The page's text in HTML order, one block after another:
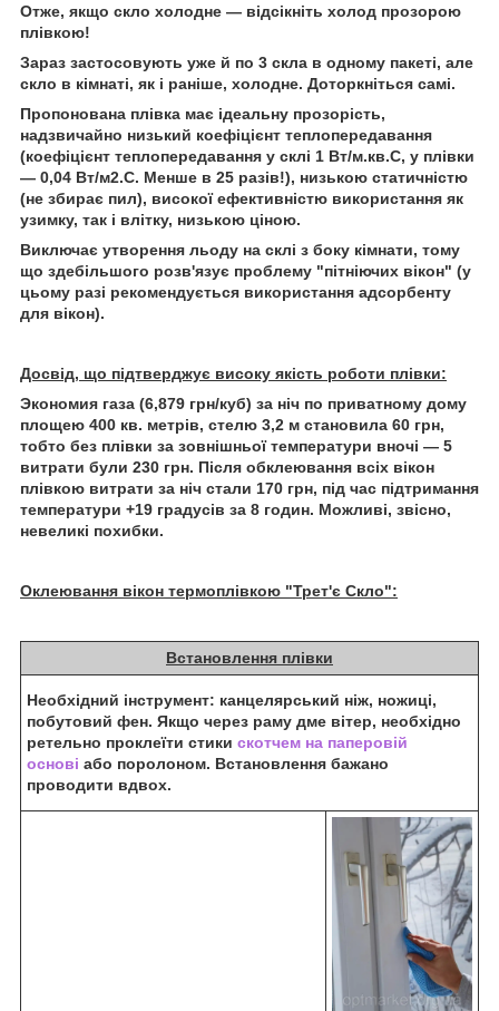
Отже, якщо скло холодне — відсікніть холод прозорою
плівкою!
Зараз застосовують уже й по 3 скла в одному пакеті, але
скло в кімнаті, як і раніше, холодне. Доторкніться самі.
Пропонована плівка має ідеальну прозорість,
надзвичайно низький коефіцієнт теплопередавання
(коефіцієнт теплопередавання у склі 1 Вт/м.кв.С, у плівки
— 0,04 Вт/м2.С. Менше в 25 разів!), низькою статичністю
(не збирає пил), високої ефективністю використання як
узимку, так і влітку, низькою ціною.
Виключає утворення льоду на склі з боку кімнати, тому
що здебільшого розв'язує проблему "пітніючих вікон" (у
цьому разі рекомендується використання адсорбенту
для вікон).
Досвід, що підтверджує високу якість роботи плівки:
Экономия газа (6,879 грн/куб) за ніч по приватному дому
площею 400 кв. метрів, стелю 3,2 м становила 60 грн,
тобто без плівки за зовнішньої температури вночі — 5
витрати були 230 грн. Після обклеювання всіх вікон
плівкою витрати за ніч стали 170 грн, під час підтримання
температури +19 градусів за 8 годин. Можливі, звісно,
невеликі похибки.
Оклеювання вікон термоплівкою "Трет'є Скло":
Встановлення плівки
Необхідний інструмент: канцелярський ніж, ножиці,
побутовий фен. Якщо через раму дме вітер, необхідно
ретельно проклеїти стики скотчем на паперовій
основі або поролоном. Встановлення бажано
проводити вдвох.